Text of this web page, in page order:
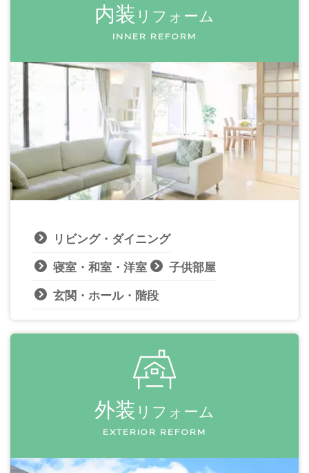
内装 リフォーム
INNER REFORM
リビング・ダイニング
寝室・和室・洋室 子供部屋
玄関・ホール・階段
外装 リフォーム
EXTERIOR REFORM